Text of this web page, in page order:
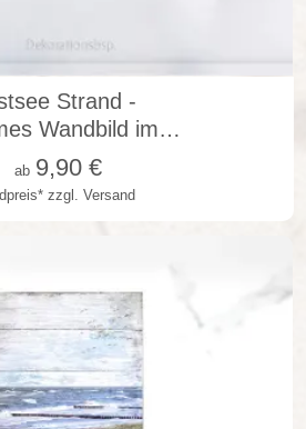
Varianten
Strand -
Wandbild im…
zzgl. Versand
ab 9,90€